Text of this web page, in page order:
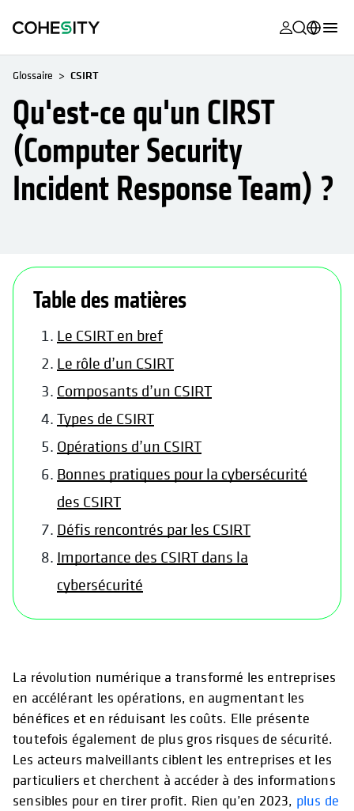
s’ouvre
s’ouvre
s’ouvre
s’ouvre
produit
s’ouvre
s’ouvre
Cohesity
Community
s’ouvre
s’ouvre
English (U.S.)
日本語 (Japan)
Português (Brazil)
Glossaire CSIRT
Qu'est-ce qu'un CIRST
(Computer Security
Incident Response Team) ?
Table des matières
Le CSIRT en bref
Le rôle d’un CSIRT
Composants d’un CSIRT
Types de CSIRT
Opérations d’un CSIRT
Bonnes pratiques pour la cybersécurité
des CSIRT
Défis rencontrés par les CSIRT
Importance des CSIRT dans la
cybersécurité
La révolution numérique a transformé les entreprises
en accélérant les opérations, en augmentant les
bénéfices et en réduisant les coûts. Elle présente
toutefois également de plus gros risques de sécurité.
Les acteurs malveillants ciblent les entreprises et les
particuliers et cherchent à accéder à des informations
sensibles pour en tirer profit. Rien qu’en 2023, plus de